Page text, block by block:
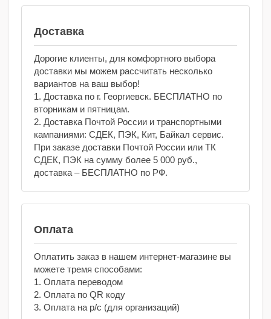
Доставка
Дорогие клиенты, для комфортного выбора
доставки мы можем рассчитать несколько
вариантов на ваш выбор!
1. Доставка по г. Георгиевск. БЕСПЛАТНО по
вторникам и пятницам.
2. Доставка Почтой России и транспортными
кампаниями: СДЕК, ПЭК, Кит, Байкал сервис.
При заказе доставки Почтой России или ТК
СДЕК, ПЭК на сумму более 5 000 руб.,
доставка – БЕСПЛАТНО по РФ.
Оплата
Оплатить заказ в нашем интернет-магазине вы
можете тремя способами:
1. Оплата переводом
2. Оплата по QR коду
3. Оплата на р/с (для организаций)